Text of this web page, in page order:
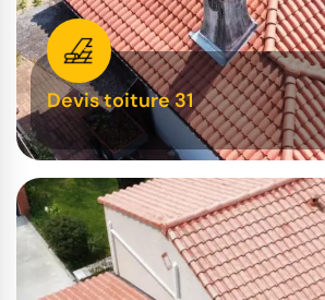
Devis toiture 31